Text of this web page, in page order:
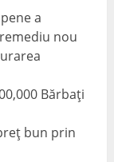
a
nou
Bărbați
bun prin